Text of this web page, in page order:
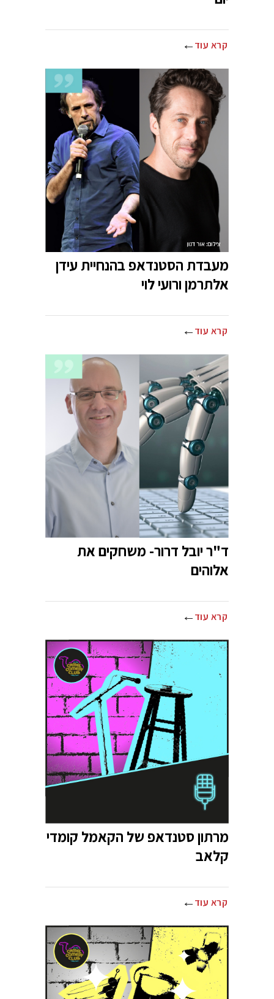
קרא עוד
מעבדת הסטנדאפ בהנחיית עידן
אלתרמן ורועי לוי
קרא עוד
ד"ר יובל דרור- משחקים את
אלוהים
קרא עוד
מרתון סטנדאפ של הקאמל קומדי
קלאב
קרא עוד